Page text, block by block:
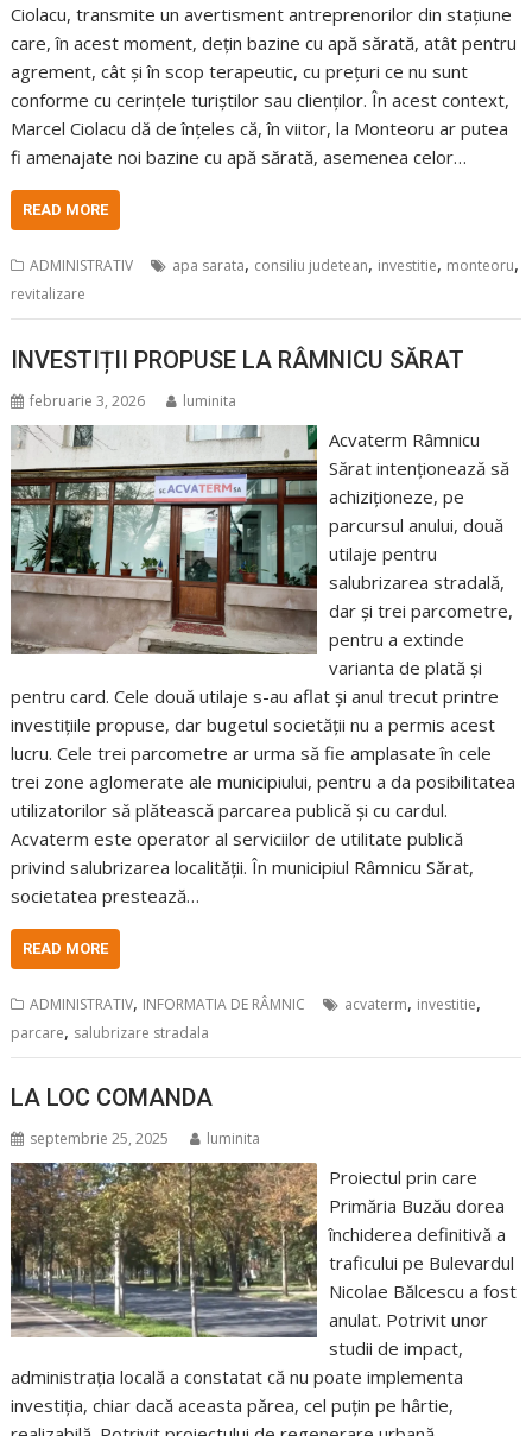
Ciolacu, transmite un avertisment antreprenorilor din stațiune
care, în acest moment, dețin bazine cu apă sărată, atât pentru
agrement, cât și în scop terapeutic, cu prețuri ce nu sunt
conforme cu cerințele turiștilor sau clienților. În acest context,
Marcel Ciolacu dă de înțeles că, în viitor, la Monteoru ar putea
fi amenajate noi bazine cu apă sărată, asemenea celor…
READ MORE
ADMINISTRATIV apa sarata, consiliu judetean, investitie, monteoru,
revitalizare
INVESTIȚII PROPUSE LA RÂMNICU SĂRAT
februarie 3, 2026 luminita
Acvaterm Râmnicu
Sărat intenționează să
achiziționeze, pe
parcursul anului, două
utilaje pentru
salubrizarea stradală,
dar și trei parcometre,
pentru a extinde
varianta de plată și
pentru card. Cele două utilaje s-au aflat și anul trecut printre
investițiile propuse, dar bugetul societății nu a permis acest
lucru. Cele trei parcometre ar urma să fie amplasate în cele
trei zone aglomerate ale municipiului, pentru a da posibilitatea
utilizatorilor să plătească parcarea publică și cu cardul.
Acvaterm este operator al serviciilor de utilitate publică
privind salubrizarea localității. În municipiul Râmnicu Sărat,
societatea prestează…
READ MORE
ADMINISTRATIV, INFORMATIA DE RÂMNIC acvaterm, investitie,
parcare, salubrizare stradala
LA LOC COMANDA
septembrie 25, 2025 luminita
Proiectul prin care
Primăria Buzău dorea
închiderea definitivă a
traficului pe Bulevardul
Nicolae Bălcescu a fost
anulat. Potrivit unor
studii de impact,
administrația locală a constatat că nu poate implementa
investiția, chiar dacă aceasta părea, cel puțin pe hârtie,